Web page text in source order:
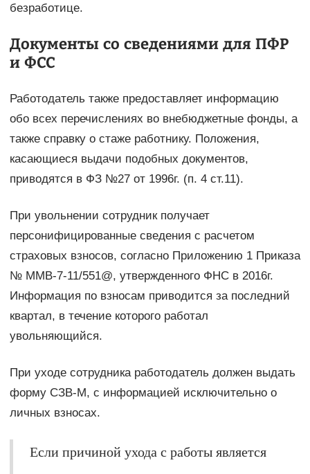
безработице.
Документы со сведениями для ПФР
и ФСС
Работодатель также предоставляет информацию
обо всех перечислениях во внебюджетные фонды, а
также справку о стаже работнику. Положения,
касающиеся выдачи подобных документов,
приводятся в ФЗ №27 от 1996г. (п. 4 ст.11).
При увольнении сотрудник получает
персонифицированные сведения с расчетом
страховых взносов, согласно Приложению 1 Приказа
№ ММВ-7-11/551@, утвержденного ФНС в 2016г.
Информация по взносам приводится за последний
квартал, в течение которого работал
увольняющийся.
При уходе сотрудника работодатель должен выдать
форму СЗВ-М, с информацией исключительно о
личных взносах.
Если причиной ухода с работы является